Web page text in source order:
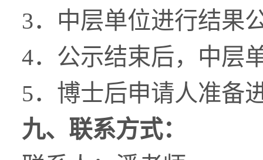
3．中层单位进行结果
4．公示结束后，中层
5．博士后申请人准备
九、联系方式：